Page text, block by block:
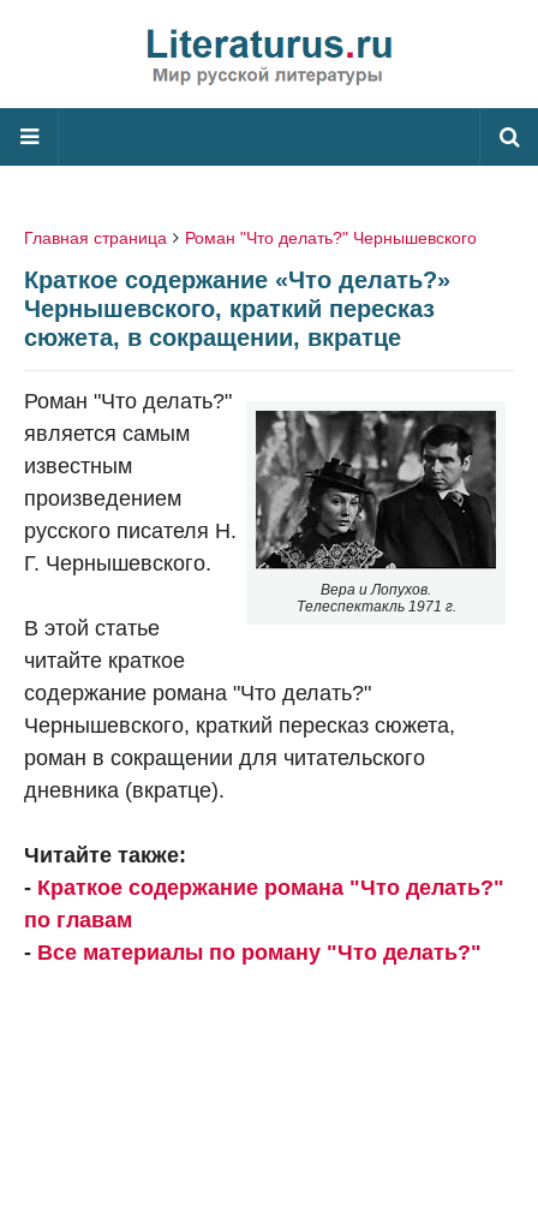
Главная страница Роман "Что делать?" Чернышевского
Краткое содержание «Что делать?»
Чернышевского, краткий пересказ
сюжета, в сокращении, вкратце
Вера и Лопухов.
Телеспектакль 1971 г.
Роман "Что делать?"
является самым
известным
произведением
русского писателя Н.
Г. Чернышевского.
В этой статье
читайте краткое
содержание романа "Что делать?"
Чернышевского, краткий пересказ сюжета,
роман в сокращении для читательского
дневника (вкратце).
Читайте также:
- Краткое содержание романа "Что делать?"
по главам
- Все материалы по роману "Что делать?"